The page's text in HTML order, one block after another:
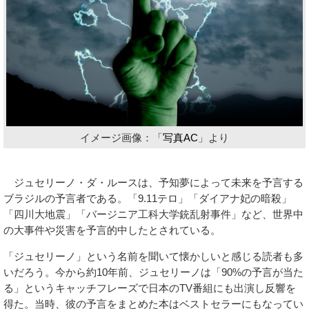
イメージ画像：「写真AC 」より
ジュセリーノ・ダ・ルースは、予知夢によって未来を予言する
ブラジルの予言者である。「9.11テロ」「ダイアナ妃の暗殺」
「四川大地震」「バージニア工科大学銃乱射事件」など、世界中
の大事件や災害を予言的中したとされている。
「ジュセリーノ」という名前を聞いて懐かしいと感じる読者も多
いだろう。今から約10年前、ジュセリーノは「90%の予言が当た
る」というキャッチフレーズで日本のTV番組にも出演し反響を
得た。当時、彼の予言をまとめた本はベストセラーにもなってい